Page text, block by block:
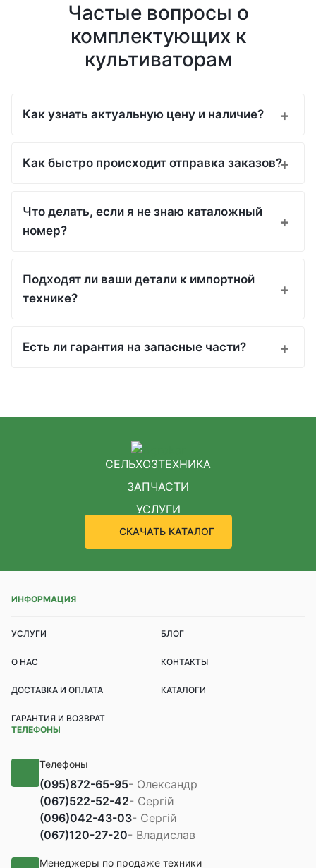
Частые вопросы о
комплектующих к
культиваторам
Как узнать актуальную цену и наличие?
Как быстро происходит отправка заказов?
Что делать, если я не знаю каталожный
номер?
Подходят ли ваши детали к импортной
технике?
Есть ли гарантия на запасные части?
СЕЛЬХОЗТЕХНИКА
ЗАПЧАСТИ
УСЛУГИ
СКАЧАТЬ КАТАЛОГ
ИНФОРМАЦИЯ
УСЛУГИ БЛОГ
О НАС КОНТАКТЫ
ДОСТАВКА И ОПЛАТА КАТАЛОГИ
ГАРАНТИЯ И ВОЗВРАТ
ТЕЛЕФОНЫ
Телефоны
(095)872-65-95- Олександр
(067)522-52-42- Сергій
(096)042-43-03- Сергій
(067)120-27-20- Владислав
Менеджеры по продаже техники